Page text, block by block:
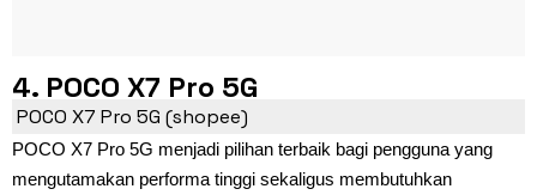
4. POCO X7 Pro 5G
POCO X7 Pro 5G (shopee)
POCO X7 Pro 5G menjadi pilihan terbaik bagi pengguna yang
mengutamakan performa tinggi sekaligus membutuhkan